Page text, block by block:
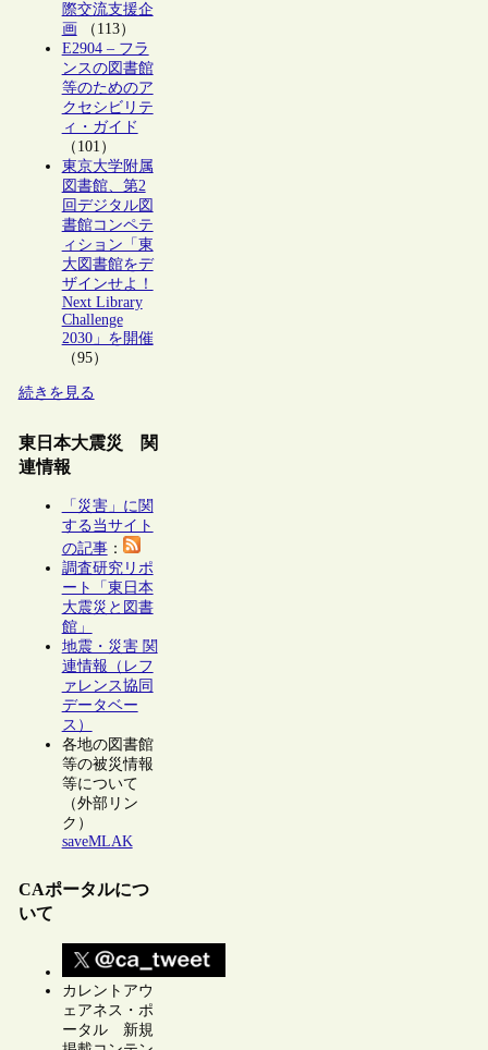
際交流支援企
画 （113）
E2904 – フラ
ンスの図書館
等のためのア
クセシビリテ
ィ・ガイド
（101）
東京大学附属
図書館、第2
回デジタル図
書館コンペテ
ィション「東
大図書館をデ
ザインせよ！
Next Library
Challenge
2030」を開催
（95）
続きを見る
東日本大震災 関
連情報
「災害」に関
する当サイト
の記事：
調査研究リポ
ート「東日本
大震災と図書
館」
地震・災害 関
連情報（レフ
ァレンス協同
データベー
ス）
各地の図書館
等の被災情報
等について
（外部リン
ク）
saveMLAK
CAポータルにつ
いて
カレントアウ
ェアネス・ポ
ータル 新規